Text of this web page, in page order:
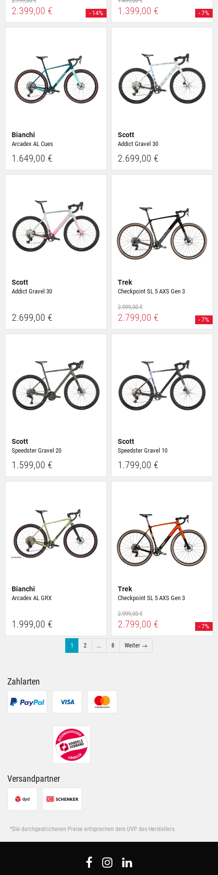
2.399,00 € - 14% 1.399,00 € - 7%
Bianchi
Arcadex AL Cues
1.649,00 €
Scott
Addict Gravel 30
2.699,00 €
Scott
Addict Gravel 30
2.699,00 €
Trek
Checkpoint SL 5 AXS Gen 3
2.999,00 €
2.799,00 € - 7%
Scott
Speedster Gravel 20
1.599,00 €
Scott
Speedster Gravel 10
1.799,00 €
Bianchi
Arcadex AL GRX
1.999,00 €
Trek
Checkpoint SL 5 AXS Gen 3
2.999,00 €
2.799,00 € - 7%
1 2 ... 8 Weiter →
Zahlarten
Versandpartner
*Die durchgestrichenen Preise entsprechen dem UVP des Herstellers.